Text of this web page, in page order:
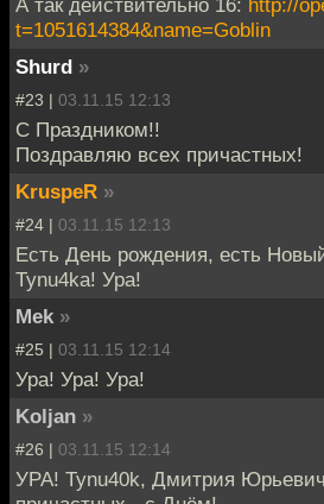
t=1051614384&name=Goblin
Shurd »
#23 | 03.11.15 12:13
С Праздником!!
Поздравляю всех причастных!
KruspeR »
#24 | 03.11.15 12:13
Есть День рождения, есть
Tynu4ka! Ура!
Mek »
#25 | 03.11.15 12:14
Ура! Ура! Ура!
Koljan »
#26 | 03.11.15 12:14
УРА! Tynu40k, Дмитрия